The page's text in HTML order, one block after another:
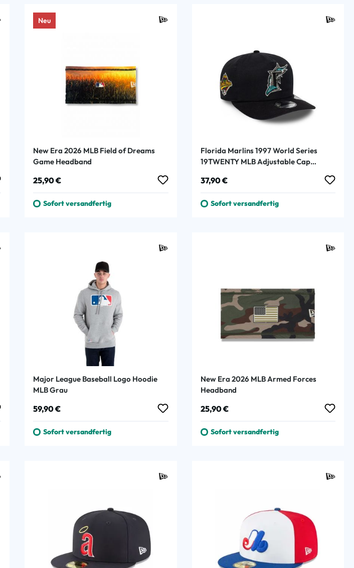
Neu
New Era 2026 MLB Field of Dreams
Game Headband
Regulärer Preis:
25,90 €
Sofort versandfertig
Florida Marlins 1997 World Series
19TWENTY MLB Adjustable Cap
Regulärer Preis:
37,90 €
Sofort versandfertig
Major League Baseball Logo Hoodie
MLB Grau
Regulärer Preis:
59,90 €
Sofort versandfertig
New Era 2026 MLB Armed Forces
Headband
Regulärer Preis:
25,90 €
Sofort versandfertig